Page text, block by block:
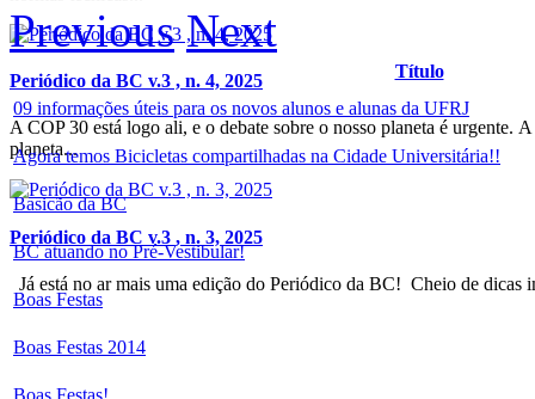
Periódico da BC v.3 , n. 4, 2025
A COP 30 está logo ali, e o debate sobre o nosso planeta é urgente.
planeta...
Periódico da BC v.3 , n. 3, 2025
Já está no ar mais uma edição do Periódico da BC! Cheio de dicas
Previous Next
Título
09 informações úteis para os novos alunos e alunas da UFRJ
Agora temos Bicicletas compartilhadas na Cidade Universitária!!
Basicão da BC
BC atuando no Pré-Vestibular!
Boas Festas
Boas Festas 2014
Boas Festas!